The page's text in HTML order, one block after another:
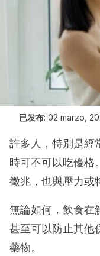
已发布: 02 marzo,
許多人，特別是經
時可不可以吃優格
徵兆，也與壓力或
無論如何，飲食在
甚至可以防止其他
藥物。